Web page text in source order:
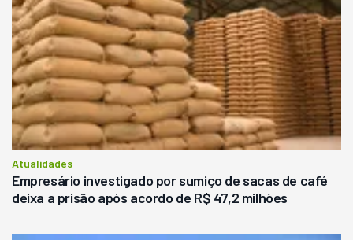
Atualidades
Empresário investigado por sumiço de sacas de café
deixa a prisão após acordo de R$ 47,2 milhões